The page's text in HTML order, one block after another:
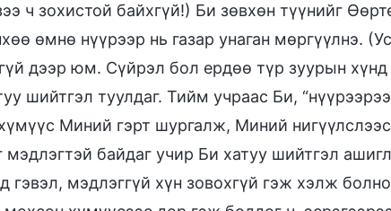
ч зохистой байхгүй!) Би зөвхөн түүнийг
өмнө нүүрээр нь газар унаган мөргүүлнэ.
дээр юм. Сүйрэл бол ердөө түр зуурын
шийтгэл туулдаг. Тийм учраас Би,
Миний гэрт шургалж, Миний
мэдлэгтэй байдаг учир Би хатуу шийтгэл
гэвэл, мэдлэггүй хүн зовохгүй гэж хэлж